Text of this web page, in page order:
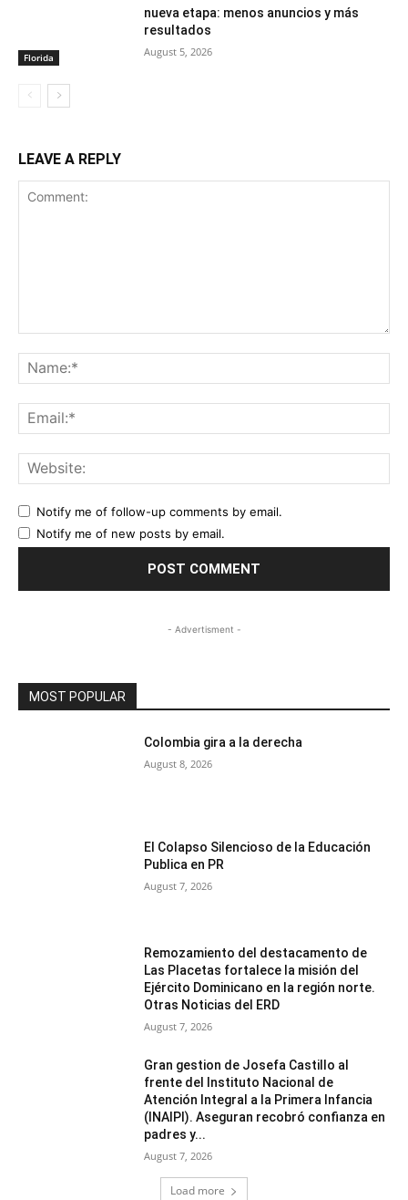
Florida
nueva etapa: menos anuncios y más
resultados
August 5, 2026
LEAVE A REPLY
Notify me of follow-up comments by email.
Notify me of new posts by email.
- Advertisment -
MOST POPULAR
Colombia gira a la derecha
August 8, 2026
El Colapso Silencioso de la Educación
Publica en PR
August 7, 2026
Remozamiento del destacamento de
Las Placetas fortalece la misión del
Ejército Dominicano en la región norte.
Otras Noticias del ERD
August 7, 2026
Gran gestion de Josefa Castillo al
frente del Instituto Nacional de
Atención Integral a la Primera Infancia
(INAIPI). Aseguran recobró confianza en
padres y...
August 7, 2026
Load more